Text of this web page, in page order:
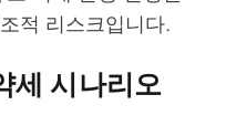
적 리스크입니다.
세 시나리오